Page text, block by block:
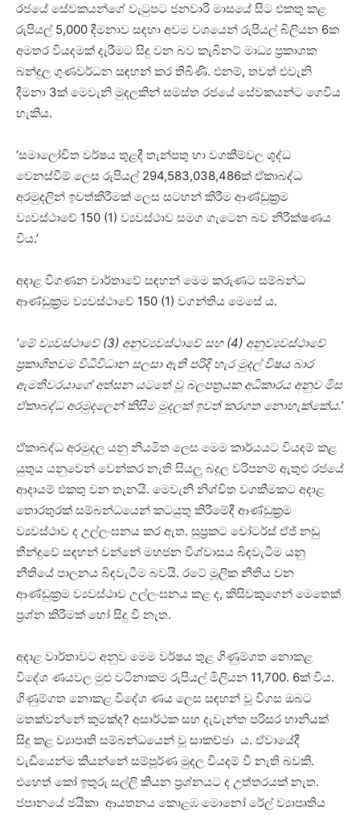
රජයේ සේවකයන්ගේ වැටුපට ජනවාරි මාසයේ සිට එකතු කළ
රුපියල් 5,000 දීමනාව සඳහා අවම වශයෙන් රුපියල් බිලියන 6ක
අමතර වියදමක් දැරීමට සිදු වන බව කැබිනට් මාධ්‍ය ප්‍රකාශක
බන්දුල ගුණවර්ධන සඳහන් කර තිබිණි. එනම්, තවත් එවැනි
දීමනා 3ක් මෙවැනි මුදලකින් සමස්ත රජයේ සේවකයන්ට ගෙවිය
හැකිය.
‘සමාලෝචිත වර්ෂය තුළදී තැන්පතු හා වගකීම්වල ශුද්ධ
වෙනස්වීම් ලෙස රුපියල් 294,583,038,486ක් ඒකාබද්ධ
අරමුදලින් ඉවත්කිරීමක් ලෙස සටහන් කිරීම ආණ්ඩුක්‍රම
ව්‍යවස්ථාවේ 150 (1) ව්‍යවස්ථාව සමග ගැටෙන බව නිරීක්ෂණය
විය.’
අදාළ විගණන වාර්තාවේ සඳහන් මෙම කරුණට සම්බන්ධ
ආණ්ඩුක්‍රම ව්‍යවස්ථාවේ 150 (1) වගන්තිය මෙසේ ය.
‘මේ ව්‍යවස්ථාවේ (3) අනුව්‍යවස්ථාවේ සහ (4) අනුව්‍යවස්ථාවේ
ප්‍රකාශිතවම විධිවිධාන සලසා ඇති පරිදි හැර මුදල් විෂය බාර
ඇමතිවරයාගේ අත්සන යටතේ වූ බලපත්‍රයක අධිකාරය අනුව මිස
ඒකාබද්ධ අරමුදලෙන් කිසිම මුදලක් ඉවත් කරගත නොහැක්කේය.’
ඒකාබද්ධ අරමුදල යනු නියමිත ලෙස මෙම කාර්යයට වියදම් කළ
යුතුය යනුවෙන් වෙන්කර නැති සියලු බදුල වරිපනම් ඇතුළු රජයේ
ආදායම් එකතු වන තැනයි. මෙවැනි නිශ්චිත වගකීමකට අදාළ
තොරතුරක් සම්බන්ධයෙන් කටයුතු කිරීමේදී ආණ්ඩුක්‍රම
ව්‍යවස්ථාව ද උල්ලංඝනය කර ඇත. සුප්‍රකට වෝටර්ස් ඒජ් නඩු
තීන්දුවේ සඳහන් වන්නේ මහජන විශ්වාසය බිඳවැටීම යනු
නීතියේ පාලනය බිඳවැටීම බවයි. රටේ මූලික නීතිය වන
ආණ්ඩුක්‍රම ව්‍යවස්ථාව උල්ලංඝනය කළ ද, කිසිවකුගෙන් මෙතෙක්
ප්‍රශ්න කිරීමක් හෝ සිදු වී නැත.
අදාළ වාර්තාවට අනුව මෙම වර්ෂය තුළ ගිණුම්ගත නොකළ
විදේශ ණයවල මුළු වටිනාකම රුපියල් මිලියන 11,700. 6ක් විය.
ගිණුම්ගත නොකළ විදේශ ණය ලෙස සඳහන් වූ විගස ඔබට
මතක්වන්නේ කුමක්ද? අසාර්ථක සහ දැවැන්ත පරිසර හානියක්
සිදු කළ ව්‍යාපෘති සම්බන්ධයෙන් වූ සාකච්ඡා ය. ඒවායේදී
වැඩියෙන්ම කියන්නේ සම්පූර්ණ මුදල වියදම් වී නැති බවකි.
එහෙත් කෝ ඉතුරු සල්ලි කියන ප්‍රශ්නයට ද උත්තරයක් නැත.
ජපානයේ ජයිකා ආයතනය කොළඹ මොනෝ රේල් ව්‍යාපෘතිය